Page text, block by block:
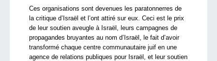
Ces organisations sont devenues les paratonnerres de
la critique d’Israël et l’ont attiré sur eux. Ceci est le prix
de leur soutien aveugle à Israël, leurs campagnes de
propagandes bruyantes au nom d’Israël, le fait d’avoir
transformé chaque centre communautaire juif en une
agence de relations publiques pour Israël, et leur soutien